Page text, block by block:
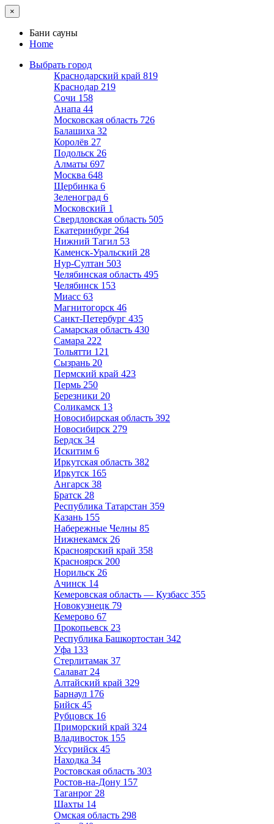
×
Бани сауны
Home
Выбрать город
Краснодарский край 819
Краснодар 219
Сочи 158
Анапа 44
Московская область 726
Балашиха 32
Королёв 27
Подольск 26
Алматы 697
Москва 648
Щербинка 6
Зеленоград 6
Московский 1
Свердловская область 505
Екатеринбург 264
Нижний Тагил 53
Каменск-Уральский 28
Нур-Султан 503
Челябинская область 495
Челябинск 153
Миасс 63
Магнитогорск 46
Санкт-Петербург 435
Самарская область 430
Самара 222
Тольятти 121
Сызрань 20
Пермский край 423
Пермь 250
Березники 20
Соликамск 13
Новосибирская область 392
Новосибирск 279
Бердск 34
Искитим 6
Иркутская область 382
Иркутск 165
Ангарск 38
Братск 28
Республика Татарстан 359
Казань 155
Набережные Челны 85
Нижнекамск 26
Красноярский край 358
Красноярск 200
Норильск 26
Ачинск 14
Кемеровская область — Кузбасс 355
Новокузнецк 79
Кемерово 67
Прокопьевск 23
Республика Башкортостан 342
Уфа 133
Стерлитамак 37
Салават 24
Алтайский край 329
Барнаул 176
Бийск 45
Рубцовск 16
Приморский край 324
Владивосток 155
Уссурийск 45
Находка 34
Ростовская область 303
Ростов-на-Дону 157
Таганрог 28
Шахты 14
Омская область 298